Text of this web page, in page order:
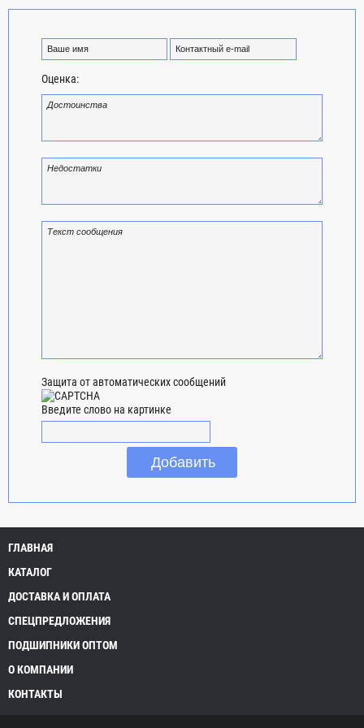
Оценка:
Защита от автоматических сообщений
Введите слово на картинке
ГЛАВНАЯ
КАТАЛОГ
ДОСТАВКА И ОПЛАТА
СПЕЦПРЕДЛОЖЕНИЯ
ПОДШИПНИКИ ОПТОМ
О КОМПАНИИ
КОНТАКТЫ